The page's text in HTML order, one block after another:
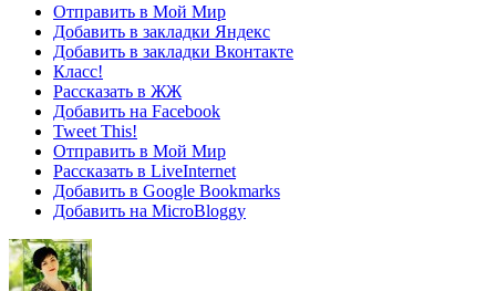
Отправить в Мой Мир
Добавить в закладки Яндекс
Добавить в закладки Вконтакте
Класс!
Рассказать в ЖЖ
Добавить на Facebook
Tweet This!
Отправить в Мой Мир
Рассказать в LiveInternet
Добавить в Google Bookmarks
Добавить на MicroBloggy